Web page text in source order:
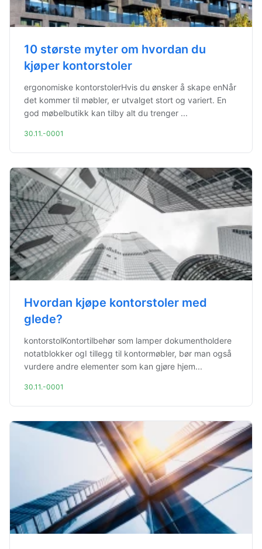
10 største myter om hvordan du
kjøper kontorstoler
ergonomiske kontorstolerHvis du ønsker å skape enNår
det kommer til møbler, er utvalget stort og variert. En
god møbelbutikk kan tilby alt du trenger ...
30.11.-0001
Hvordan kjøpe kontorstoler med
glede?
kontorstolKontortilbehør som lamper dokumentholdere
notatblokker ogI tillegg til kontormøbler, bør man også
vurdere andre elementer som kan gjøre hjem...
30.11.-0001